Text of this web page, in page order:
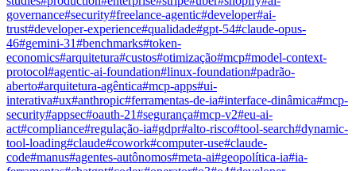
governance#security#freelance-agentic#developer#ai-
trust#developer-experience#qualidade#gpt-54#claude-opus-
46#gemini-31#benchmarks#token-
economics#arquitetura#custos#otimização#mcp#model-context-
protocol#agentic-ai-foundation#linux-foundation#padrão-
aberto#arquitetura-agêntica#mcp-apps#ui-
interativa#ux#anthropic#ferramentas-de-ia#interface-dinâmica#mcp-
security#appsec#oauth-21#segurança#mcp-v2#eu-ai-
act#compliance#regulação-ia#gdpr#alto-risco#tool-search#dynamic-
tool-loading#claude#cowork#computer-use#claude-
code#manus#agentes-autônomos#meta-ai#geopolítica-ia#ia-